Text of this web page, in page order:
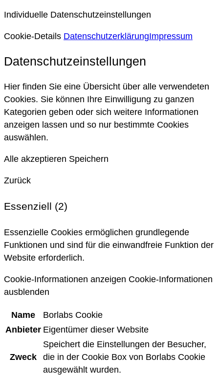
Individuelle Datenschutzeinstellungen
Cookie-Details DatenschutzerklärungImpressum
Datenschutzeinstellungen
Hier finden Sie eine Übersicht über alle verwendeten
Cookies. Sie können Ihre Einwilligung zu ganzen
Kategorien geben oder sich weitere Informationen
anzeigen lassen und so nur bestimmte Cookies
auswählen.
Alle akzeptieren Speichern
Zurück
Essenziell (2)
Essenzielle Cookies ermöglichen grundlegende
Funktionen und sind für die einwandfreie Funktion der
Website erforderlich.
Cookie-Informationen anzeigen Cookie-Informationen
ausblenden
Name
Borlabs Cookie
Anbieter Eigentümer dieser Website
Zweck
Speichert die Einstellungen der Besucher,
die in der Cookie Box von Borlabs Cookie
ausgewählt wurden.